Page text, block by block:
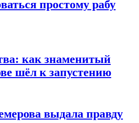
простому рабу
как знаменитый
шёл к запустению
выдала правду